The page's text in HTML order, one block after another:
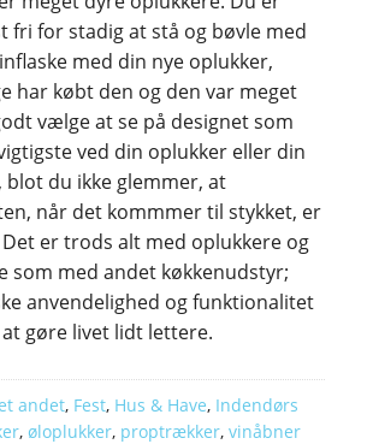
fri for stadig at stå og bøvle med
med din nye oplukker,
har købt den og den var meget
vælge at se på designet som
ved din oplukker eller din
du ikke glemmer, at
når det kommmer til stykket, er
er trods alt med oplukkere og
med andet køkkenudstyr;
anvendelighed og funktionalitet
gøre livet lidt lettere.
andet, Fest, Hus & Have, Indendørs
, øloplukker, proptrækker, vinåbner